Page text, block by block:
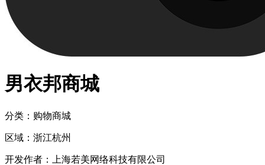
男衣邦商城
分类：购物商城
区域： 浙江杭州
开发作者： 上海若美网络科技有限公司